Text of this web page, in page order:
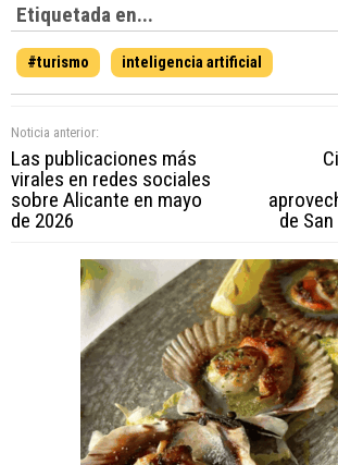
Etiquetada en...
#turismo inteligencia artificial
Noticia anterior:
Las publicaciones más
virales en redes sociales
sobre Alicante en mayo
de 2026
de